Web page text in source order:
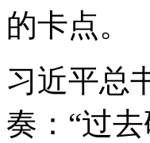
的卡点。
习近平总
奏：“过